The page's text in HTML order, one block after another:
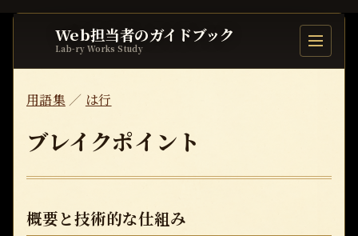
Web担当者のガイドブック
Lab-ry Works Study 目次を開
用語集／ は行
ブレイクポイント
概要と技術的な仕組み